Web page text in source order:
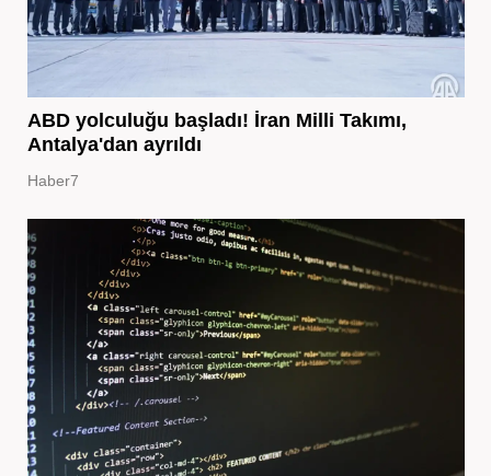
ABD yolculuğu başladı! İran Milli Takımı,
Antalya'dan ayrıldı
Haber7